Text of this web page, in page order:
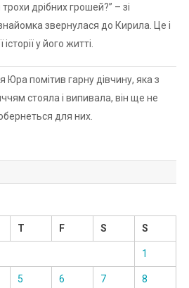
дрібних грошей?” – зі
звернулася до Кирила. Це і
у його житті.
Юра помітив гарну дівчину, яка з
стояла і випивала, він ще не
для них.
T F S S
1
5 6 7 8